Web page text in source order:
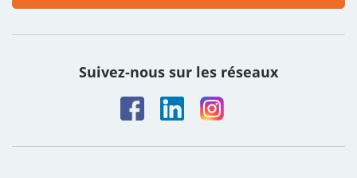
Suivez-nous sur les réseaux